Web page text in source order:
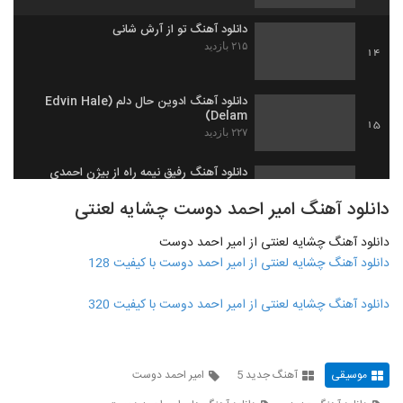
14
دانلود آهنگ تو از آرش شانی
۲۱۵ بازدید
15
دانلود آهنگ ادوین حال دلم (Edvin Hale
Delam)
۲۲۷ بازدید
دانلود آهنگ رفیق نیمه راه از بیژن احمدی
17
آهنگ دوست دارم از آروین(پاپ)
۲۲۳ بازدید
دانلود آهنگ گیسو کمند از آواج بند
دانلود آهنگ دل من از جواد زیاری
دانلود آهنگ امیر احمد دوست چشایه لعنتی
دانلود آهنگ چشایه لعنتی از امیر احمد دوست
دانلود آهنگ چشایه لعنتی از امیر احمد دوست با کیفیت 128
دانلود آهنگ چشایه لعنتی از امیر احمد دوست با کیفیت 320
موسیقی آهنگ جدید 5
امیر احمد دوست